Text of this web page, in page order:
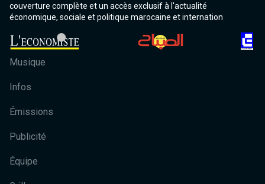
couverture complète et un accès exclusif à l'actualité
économique, sociale et politique marocaine et internation
Musique
Infos
Émissions
Publicité
Équipe